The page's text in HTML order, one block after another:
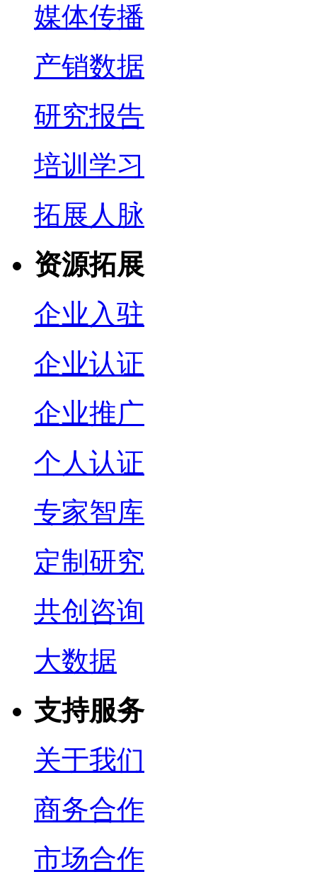
媒体传播
产销数据
研究报告
培训学习
拓展人脉
资源拓展
企业入驻
企业认证
企业推广
个人认证
专家智库
定制研究
共创咨询
大数据
支持服务
关于我们
商务合作
市场合作